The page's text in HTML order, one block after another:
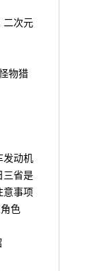
二次元
物猎
发动机
三省是
意事项
色